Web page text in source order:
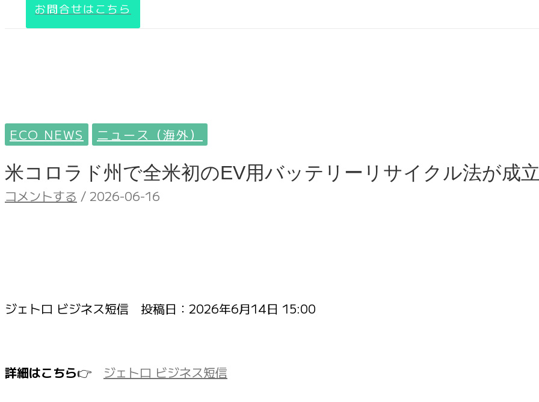
お問合せはこちら
ECO NEWS ニュース（海外）
米コロラド州で全米初のEV用バッテリーリサイクル法が成立
コメントする / 2026-06-16
ジェトロ ビジネス短信 投稿日： 2026年6月14日 15:00
詳細はこちら👉 ジェトロ ビジネス短信